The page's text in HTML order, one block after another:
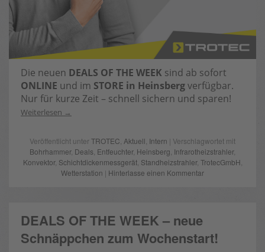
Die neuen DEALS OF THE WEEK sind ab sofort
ONLINE und im STORE in Heinsbergverfügbar.
Nur für kurze Zeit – schnell sichern und sparen!
Weiterlesen
Veröffentlicht unterTROTEC Aktuell Intern | Verschlagwortet mit
Bohrhammer, Deals Entfeuchter, Heinsberg Infrarotheizstrahler,
Konvektor, Schichtdickenmessgerät, Standheizstrahler, TrotecGmbH
Wetterstation | Hinterlasse einen Kommentar
DEALS OF THE WEEK – neue
Schnäppchen zum Wochenstart!